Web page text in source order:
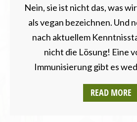
Nein, sie ist nicht das, was
als vegan bezeichnen. Und
nach aktuellem
nicht die Lösung! Eine
Immunisierung gibt es
READ MORE